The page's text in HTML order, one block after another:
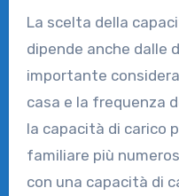
La scelta della
dipende anche dalle
importante
casa e la frequenza
la capacità di carico
familiare più
con una capacità di